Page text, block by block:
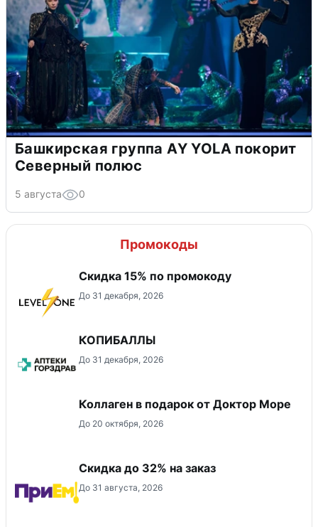
Башкирская группа AY YOLA покорит
Северный полюс
5 августа 0
Промокоды
Скидка 15% по промокоду
До 31 декабря, 2026
КОПИБАЛЛЫ
До 31 декабря, 2026
Коллаген в подарок от Доктор Море
До 20 октября, 2026
Скидка до 32% на заказ
До 31 августа, 2026